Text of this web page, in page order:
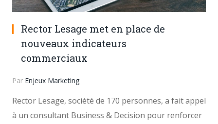
Rector Lesage met en place de
nouveaux indicateurs
commerciaux
Par Enjeux Marketing
Rector Lesage, société de 170 personnes, a fait appel
à un consultant Business & Decision pour renforcer